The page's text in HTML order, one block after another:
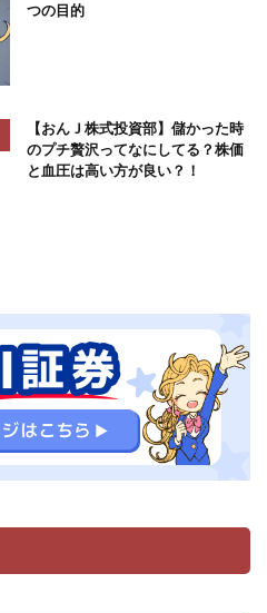
つの目的
【おんＪ株式投資部】儲かった時
のプチ贅沢ってなにしてる？株価
と血圧は高い方が良い？！